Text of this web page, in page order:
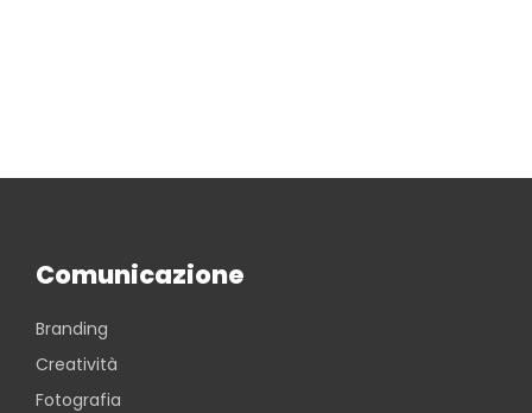
Comunicazione
Branding
Creatività
Fotografia